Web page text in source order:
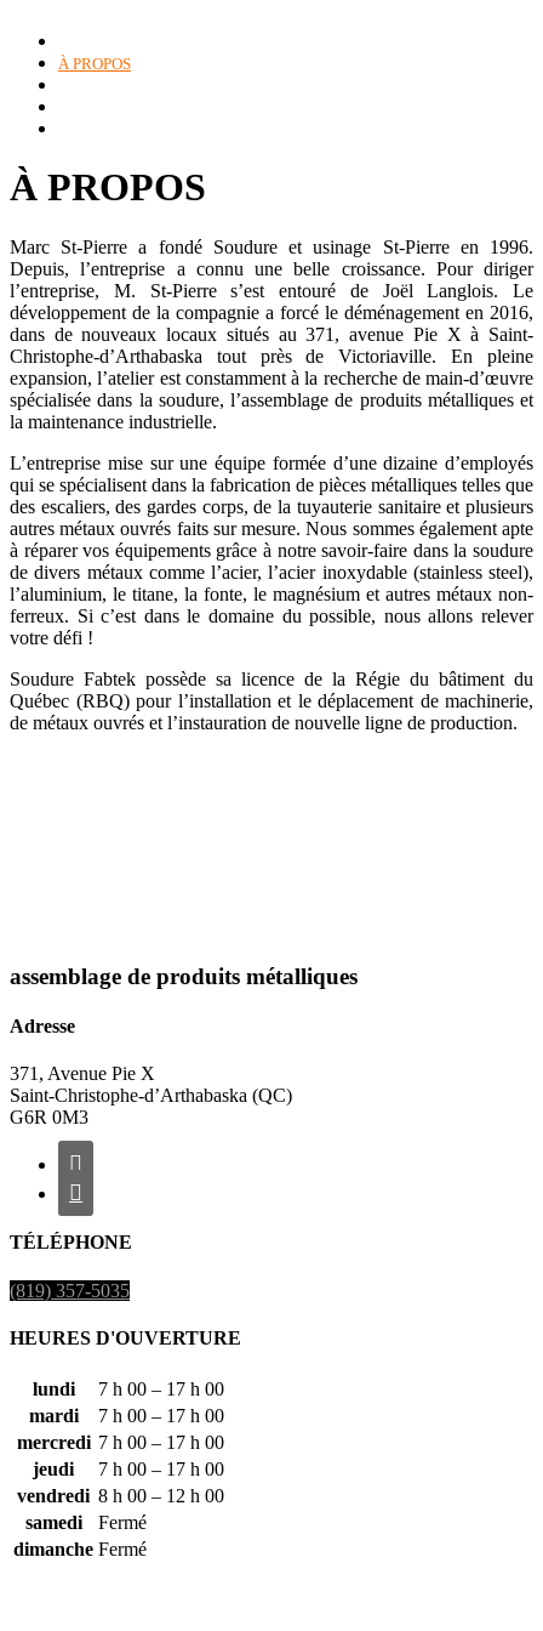
À PROPOS
À PROPOS
Marc St-Pierre a fondé Soudure et usinage St-Pierre en 1996.
Depuis, l’entreprise a connu une belle croissance. Pour diriger
l’entreprise, M. St-Pierre s’est entouré de Joël Langlois. Le
développement de la compagnie a forcé le déménagement en 2016,
dans de nouveaux locaux situés au 371, avenue Pie X à Saint-
Christophe-d’Arthabaska tout près de Victoriaville. En pleine
expansion, l’atelier est constamment à la recherche de main-d’œuvre
spécialisée dans la soudure, l’assemblage de produits métalliques et
la maintenance industrielle.
L’entreprise mise sur une équipe formée d’une dizaine d’employés
qui se spécialisent dans la fabrication de pièces métalliques telles que
des escaliers, des gardes corps, de la tuyauterie sanitaire et plusieurs
autres métaux ouvrés faits sur mesure. Nous sommes également apte
à réparer vos équipements grâce à notre savoir-faire dans la soudure
de divers métaux comme l’acier, l’acier inoxydable (stainless steel),
l’aluminium, le titane, la fonte, le magnésium et autres métaux non-
ferreux. Si c’est dans le domaine du possible, nous allons relever
votre défi !
Soudure Fabtek possède sa licence de la Régie du bâtiment du
Québec (RBQ) pour l’installation et le déplacement de machinerie,
de métaux ouvrés et l’instauration de nouvelle ligne de production.
assemblage de produits métalliques
Adresse
371, Avenue Pie X
Saint-Christophe-d’Arthabaska (QC)
G6R 0M3


TÉLÉPHONE
(819) 357-5035
HEURES D'OUVERTURE
lundi
7 h 00 – 17 h 00
mardi
7 h 00 – 17 h 00
mercredi 7 h 00 – 17 h 00
jeudi
7 h 00 – 17 h 00
vendredi 8 h 00 – 12 h 00
samedi
Fermé
dimanche Fermé